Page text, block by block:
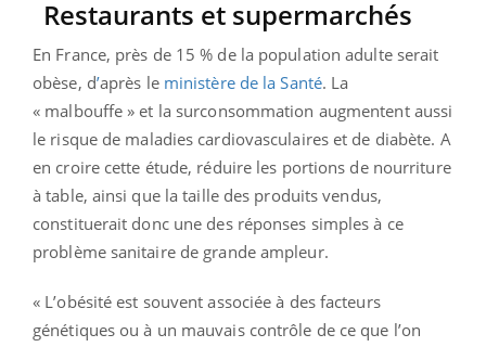
Restaurants et supermarchés
En France, près de 15 % de la population adulte serait
obèse, d’après le ministère de la Santé. La
« malbouffe » et la surconsommation augmentent aussi
le risque de maladies cardiovasculaires et de diabète. A
en croire cette étude, réduire les portions de nourriture
à table, ainsi que la taille des produits vendus,
constituerait donc une des réponses simples à ce
problème sanitaire de grande ampleur.
« L’obésité est souvent associée à des facteurs
génétiques ou à un mauvais contrôle de ce que l’on